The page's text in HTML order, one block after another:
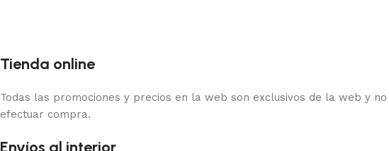
Tienda online
Todas las promociones y precios en la web son exclusivos de la web y
efectuar compra.
Envíos al interior